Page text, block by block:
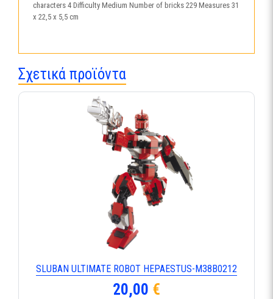
characters 4 Difficulty Medium Number of bricks 229 Measures 31
x 22,5 x 5,5 cm
Σχετικά προϊόντα
SLUBAN ULTIMATE ROBOT HEPAESTUS-Μ38Β0212
20,00 €